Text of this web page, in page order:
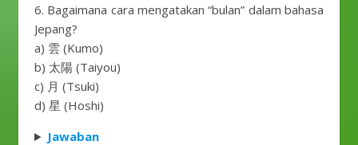
6. Bagaimana cara mengatakan “bulan” dalam bahasa
Jepang?
a) 雲 (Kumo)
b) 太陽 (Taiyou)
c) 月 (Tsuki)
d) 星 (Hoshi)
Jawaban